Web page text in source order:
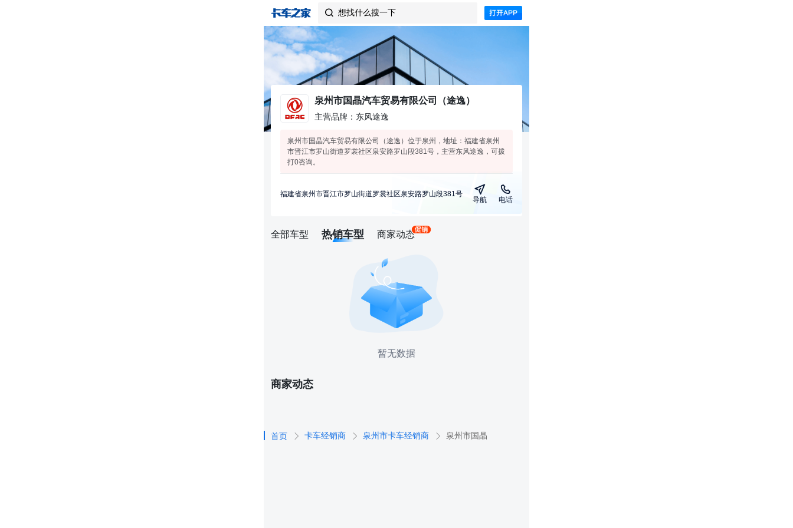
 想找什么搜一下
泉州市国晶汽车贸易有限公司（途逸）
主营品牌：东风途逸
泉州市国晶汽车贸易有限公司（途逸）位于泉州，地址：福建省泉州
市晋江市罗山街道罗裳社区泉安路罗山段381号，主营东风途逸，可拨
打0咨询。
福建省泉州市晋江市罗山街道罗裳社区泉安路罗山段381号
导航 电话
全部车型 热销车型 商家动态
暂无数据
商家动态
首页 卡车经销商 泉州市卡车经销商 泉州市国晶